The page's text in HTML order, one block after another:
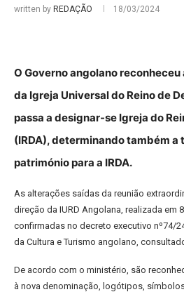
written by REDAÇÃO 18/03/2024
O Governo angolano
da Igreja Universal do Reino de
passa a designar-se Igreja do
(IRDA), determinando também
património para a IRDA.
As alterações saídas da reunião
direção da IURD Angolana, realizada em
confirmadas no decreto executivo nº74/
da Cultura e Turismo angolano,
De acordo com o ministério, são
à nova denominação, logótipos,